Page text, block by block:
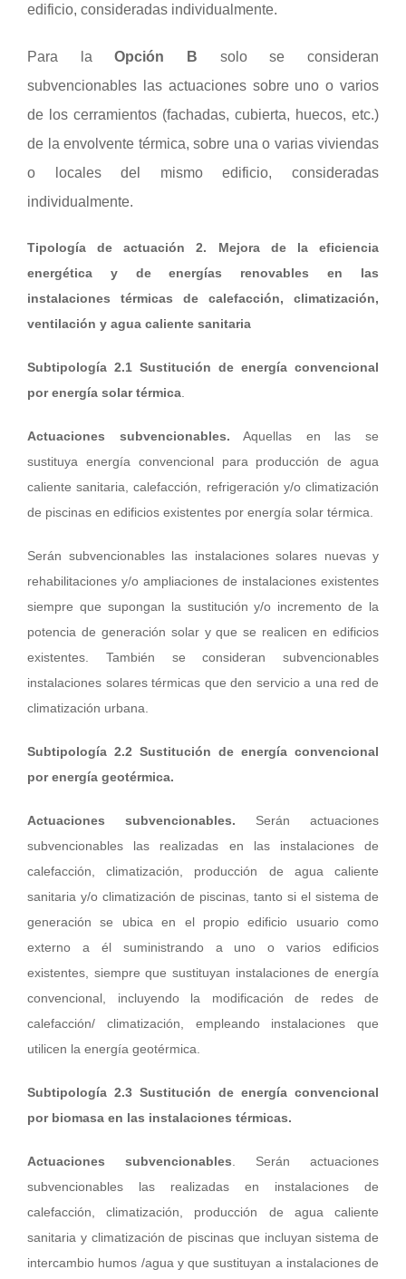
edificio, consideradas individualmente.
Para laOpción B solo se consideran
subvencionables las actuaciones sobre uno o varios
de los cerramientos (fachadas, cubierta, huecos, etc.)
de la envolvente térmica, sobre una o varias viviendas
o locales del mismo edificio, consideradas
individualmente.
Tipología de actuación 2. Mejora de la eficiencia
energética y de energías renovables en las
instalaciones térmicas de calefacción, climatización,
ventilación y agua caliente sanitaria
Subtipología 2.1 Sustitución de energía convencional
por energía solar térmica
Actuaciones subvencionables. Aquellas en las se
sustituya energía convencional para producción de agua
caliente sanitaria, calefacción, refrigeración y/o climatización
de piscinas en edificios existentes por energía solar térmica.
Serán subvencionables las instalaciones solares nuevas y
rehabilitaciones y/o ampliaciones de instalaciones existentes
siempre que supongan la sustitución y/o incremento de la
potencia de generación solar y que se realicen en edificios
existentes. También se consideran subvencionables
instalaciones solares térmicas que den servicio a una red de
climatización urbana.
Subtipología 2.2 Sustitución de energía convencional
por energía geotérmica.
Actuaciones subvencionables. Serán actuaciones
subvencionables las realizadas en las instalaciones de
calefacción, climatización, producción de agua caliente
sanitaria y/o climatización de piscinas, tanto si el sistema de
generación se ubica en el propio edificio usuario como
externo a él suministrando a uno o varios edificios
existentes, siempre que sustituyan instalaciones de energía
convencional, incluyendo la modificación de redes de
calefacción/ climatización, empleando instalaciones que
utilicen la energía geotérmica.
Subtipología 2.3 Sustitución de energía convencional
por biomasa en las instalaciones térmicas.
Actuaciones subvencionables . Serán actuaciones
subvencionables las realizadas en instalaciones de
calefacción, climatización, producción de agua caliente
sanitaria y climatización de piscinas que incluyan sistema de
intercambio humos /agua y que sustituyan a instalaciones de